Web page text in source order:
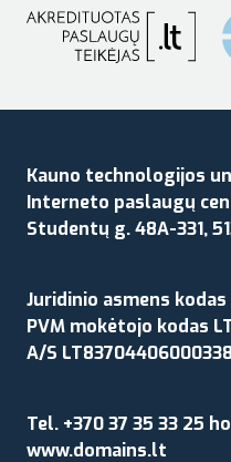
Kauno technologijos
Interneto paslaugų
Studentų g. 48A-331,
Juridinio asmens kodas
PVM mokėtojo kodas
A/S
Tel. +370 37 35 33 25
www.domains.lt